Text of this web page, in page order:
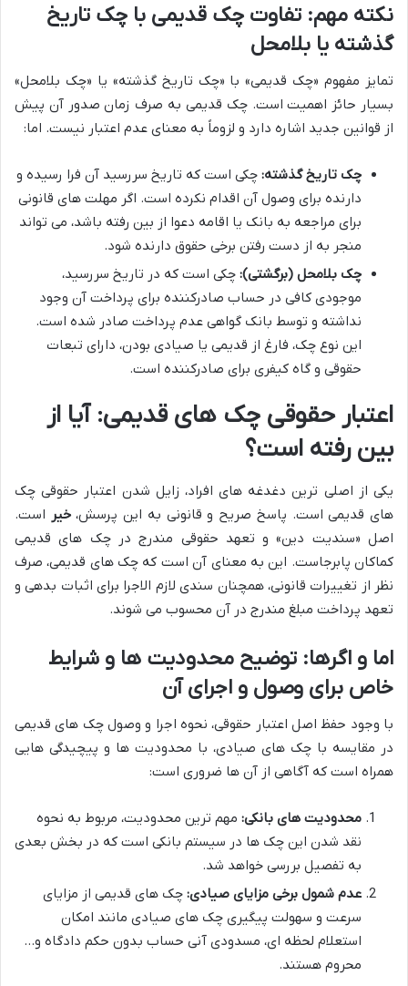
نکته مهم: تفاوت چک قدیمی با چک تاریخ
گذشته یا بلامحل
تمایز مفهوم «چک قدیمی» با «چک تاریخ گذشته» یا «چک بلامحل»
بسیار حائز اهمیت است. چک قدیمی به صرف زمان صدور آن پیش
از قوانین جدید اشاره دارد و لزوماً به معنای عدم اعتبار نیست. اما:
چک تاریخ گذشته: چکی است که تاریخ سررسید آن فرا رسیده و
دارنده برای وصول آن اقدام نکرده است. اگر مهلت های قانونی
برای مراجعه به بانک یا اقامه دعوا از بین رفته باشد، می تواند
منجر به از دست رفتن برخی حقوق دارنده شود.
چک بلامحل (برگشتی): چکی است که در تاریخ سررسید،
موجودی کافی در حساب صادرکننده برای پرداخت آن وجود
نداشته و توسط بانک گواهی عدم پرداخت صادر شده است.
این نوع چک، فارغ از قدیمی یا صیادی بودن، دارای تبعات
حقوقی و گاه کیفری برای صادرکننده است.
اعتبار حقوقی چک های قدیمی: آیا از
بین رفته است؟
یکی از اصلی ترین دغدغه های افراد، زایل شدن اعتبار حقوقی چک
های قدیمی است. پاسخ صریح و قانونی به این پرسش،خیر است.
اصل «سندیت دین» و تعهد حقوقی مندرج در چک های قدیمی
کماکان پابرجاست. این به معنای آن است که چک های قدیمی، صرف
نظر از تغییرات قانونی، همچنان سندی لازم الاجرا برای اثبات بدهی و
تعهد پرداخت مبلغ مندرج در آن محسوب می شوند.
اما و اگرها: توضیح محدودیت ها و شرایط
خاص برای وصول و اجرای آن
با وجود حفظ اصل اعتبار حقوقی، نحوه اجرا و وصول چک های قدیمی
در مقایسه با چک های صیادی، با محدودیت ها و پیچیدگی هایی
همراه است که آگاهی از آن ها ضروری است:
محدودیت های بانکی: مهم ترین محدودیت، مربوط به نحوه
نقد شدن این چک ها در سیستم بانکی است که در بخش بعدی
به تفصیل بررسی خواهد شد.
عدم شمول برخی مزایای صیادی: چک های قدیمی از مزایای
سرعت و سهولت پیگیری چک های صیادی مانند امکان
استعلام لحظه ای، مسدودی آنی حساب بدون حکم دادگاه و…
محروم هستند.